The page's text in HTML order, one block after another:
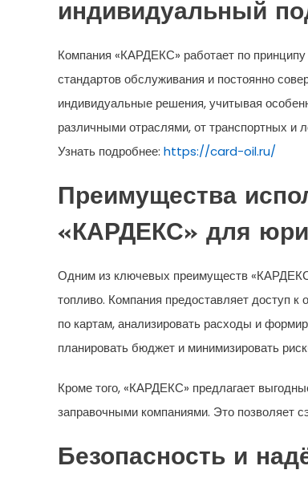
индивидуальный
Компания «КАРДЕКС» работает по
стандартов обслуживания и постоянно
индивидуальные решения, учитывая
различными отраслями, от транспортных и
Узнать подробнее: https://card-oil.ru/
Преимущества
«КАРДЕКС» для
Одним из ключевых преимуществ
топливо. Компания предоставляет доступ
по картам, анализировать расходы и
планировать бюджет и минимизировать
Кроме того, «КАРДЕКС» предлагает
заправочными компаниями. Это позволяет
Безопасность и